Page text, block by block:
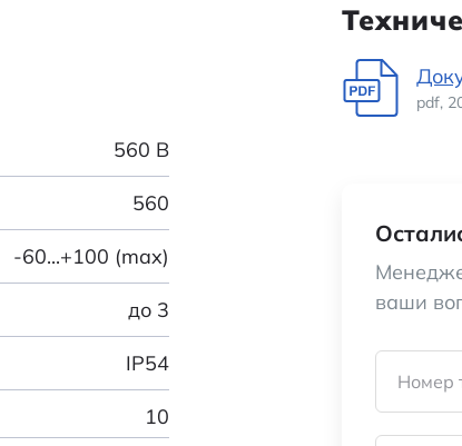
560 В
560
-60...+100 (max)
до 3
IP54
10
pdf,
ваши
Номер